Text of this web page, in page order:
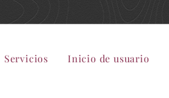
Servicios Inicio de usuario